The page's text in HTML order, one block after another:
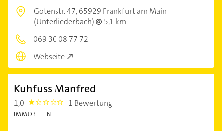
Gotenstr. 47,65929 Frankfurt am Main
(Unterliederbach)
5,1 km
069 30 08 77 72
Webseite
Kuhfuss Manfred
1,0 1.0 1 Bewertung
IMMOBILIEN